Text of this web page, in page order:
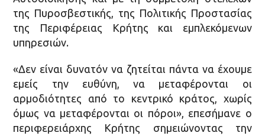
της Πυροσβεστικής, της Πολιτικής Προστασίας
της Περιφέρειας Κρήτης και εμπλεκόμενων
υπηρεσιών.
«Δεν είναι δυνατόν να ζητείται πάντα να έχουμε
εμείς την ευθύνη, να μεταφέρονται οι
αρμοδιότητες από το κεντρικό κράτος, χωρίς
όμως να μεταφέρονται οι πόροι», επεσήμανε ο
περιφερειάρχης Κρήτης σημειώνοντας την